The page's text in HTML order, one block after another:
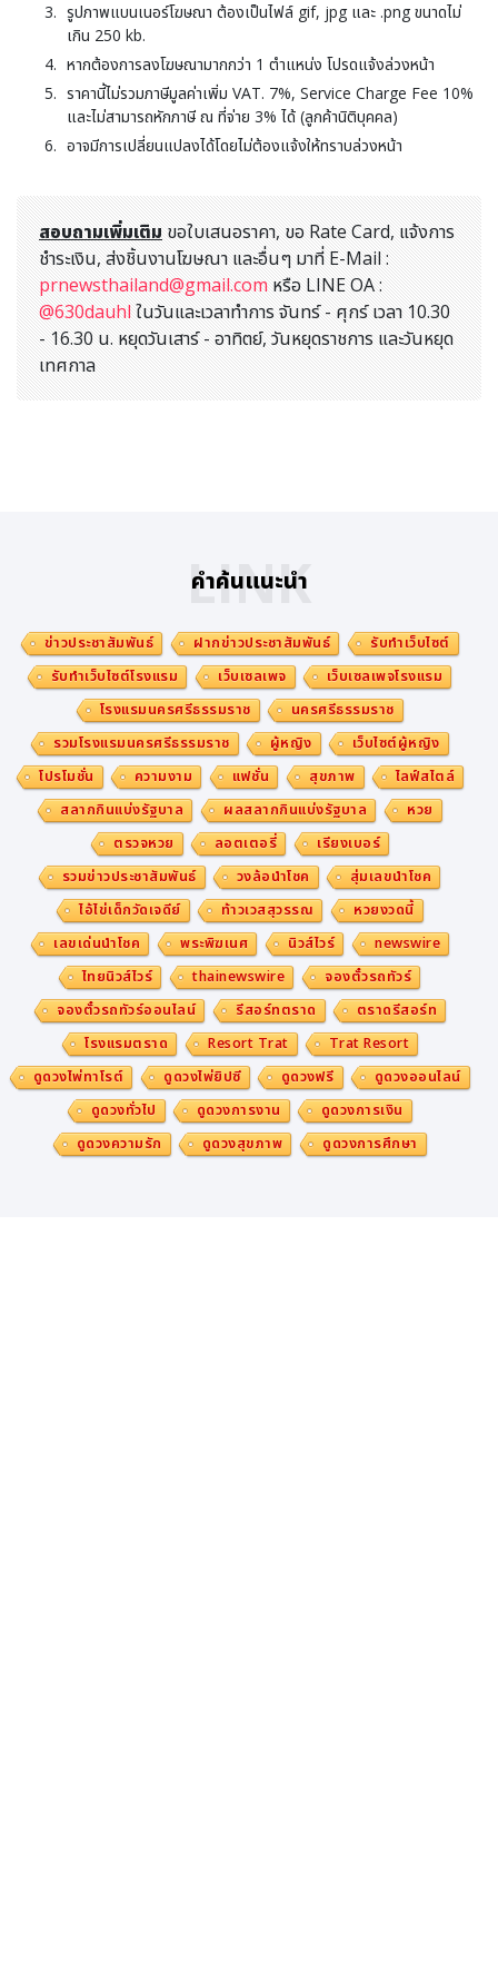
รูปภาพแบนเนอร์โฆษณา ต้องเป็นไฟล์ gif, jpg และ .png ขนาดไม่
เกิน 250 kb.
หากต้องการลงโฆษณามากกว่า 1 ตำแหน่ง โปรดแจ้งล่วงหน้า
ราคานี้ไม่รวมภาษีมูลค่าเพิ่ม VAT. 7%, Service Charge Fee 10%
และไม่สามารถหักภาษี ณ ที่จ่าย 3% ได้ (ลูกค้านิติบุคคล)
อาจมีการเปลี่ยนแปลงได้โดยไม่ต้องแจ้งให้ทราบล่วงหน้า
สอบถามเพิ่มเติมขอใบเสนอราคา, ขอ Rate Card, แจ้งการ
ชำระเงิน, ส่งชิ้นงานโฆษณา และอื่นๆ มาที่ E-Mail :
prnewsthailand@gmail.comหรือ LINE OA :
@630dauhlในวันและเวลาทำการ จันทร์ - ศุกร์ เวลา 10.30
- 16.30 น. หยุดวันเสาร์ - อาทิตย์, วันหยุดราชการ และวันหยุด
เทศกาล
คำค้นแนะนำ
LINK
ข่าวประชาสัมพันธ์ ฝากข่าวประชาสัมพันธ์
รับทำเว็บไซต์
รับทำเว็บไซต์โรงแรม
เว็บเซลเพจ
เว็บเซลเพจโรงแรม
โรงแรมนครศรีธรรมราช
นครศรีธรรมราช
รวมโรงแรมนครศรีธรรมราช
ผู้หญิง
เว็บไซต์ผู้หญิง
โปรโมชั่น
ความงาม แฟชั่น สุขภาพ
ไลฟ์สไตล์
สลากกินแบ่งรัฐบาล
ผลสลากกินแบ่งรัฐบาล
หวย
ตรวจหวย
ลอตเตอรี่
เรียงเบอร์
รวมข่าวประชาสัมพันธ์
วงล้อนำโชค
สุ่มเลขนำโชค
ไอ้ไข่เด็กวัดเจดีย์
ท้าวเวสสุวรรณ
หวยงวดนี้
เลขเด่นนำโชค
พระพิฆเนศ นิวส์ไวร์
newswire
ไทยนิวส์ไวร์
thainewswire
จองตั๋วรถทัวร์
จองตั๋วรถทัวร์ออนไลน์
รีสอร์ทตราด
ตราดรีสอร์ท
โรงแรมตราด
Resort Trat
Trat Resort
ดูดวงไพ่ทาโรต์
ดูดวงไพ่ยิปซี ดูดวงฟรี
ดูดวงออนไลน์
ดูดวงทั่วไป
ดูดวงการงาน
ดูดวงการเงิน
ดูดวงความรัก
ดูดวงสุขภาพ ดูดวงการศึกษา